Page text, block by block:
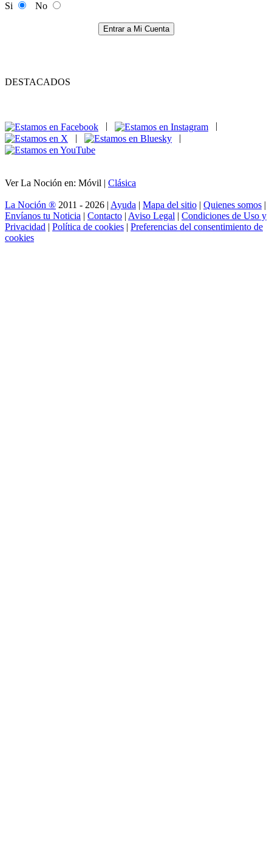
Si
No
Entrar a Mi Cuenta
DESTACADOS
|
|
Ver La Noción en: Móvil | Clásica
La Noción ® 2011 - 2026 | Ayuda | Mapa del sitio | Quienes somos |
Envíanos tu Noticia | Contacto | Aviso Legal | Condiciones de Uso y
Privacidad | Política de cookies | Preferencias del consentimiento de
cookies